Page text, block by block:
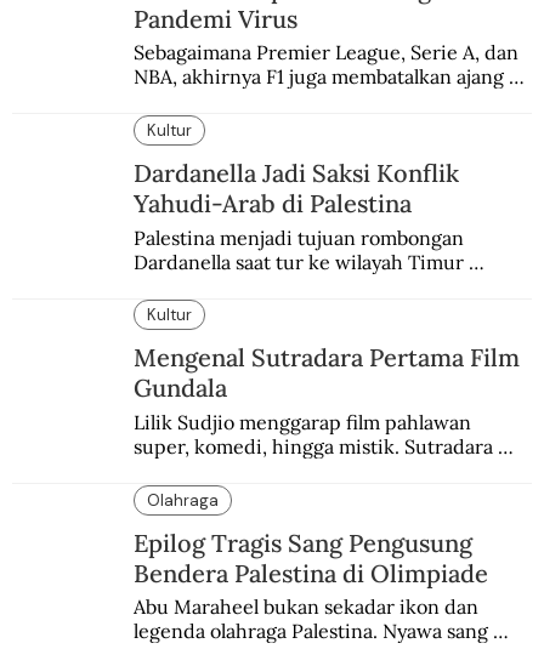
Pandemi Virus
Sebagaimana Premier League, Serie A, dan
NBA, akhirnya F1 juga membatalkan ajang
enam dekade lampau.
Kultur
Dardanella Jadi Saksi Konflik
Yahudi-Arab di Palestina
Palestina menjadi tujuan rombongan
Dardanella saat tur ke wilayah Timur
ketegangan antara orang Yahudi dan
penduduk Arab.
Kultur
Mengenal Sutradara Pertama Film
Gundala
Lilik Sudjio menggarap film pahlawan
super, komedi, hingga mistik. Sutradara
Olahraga
Epilog Tragis Sang Pengusung
Bendera Palestina di Olimpiade
Abu Maraheel bukan sekadar ikon dan
legenda olahraga Palestina. Nyawa sang